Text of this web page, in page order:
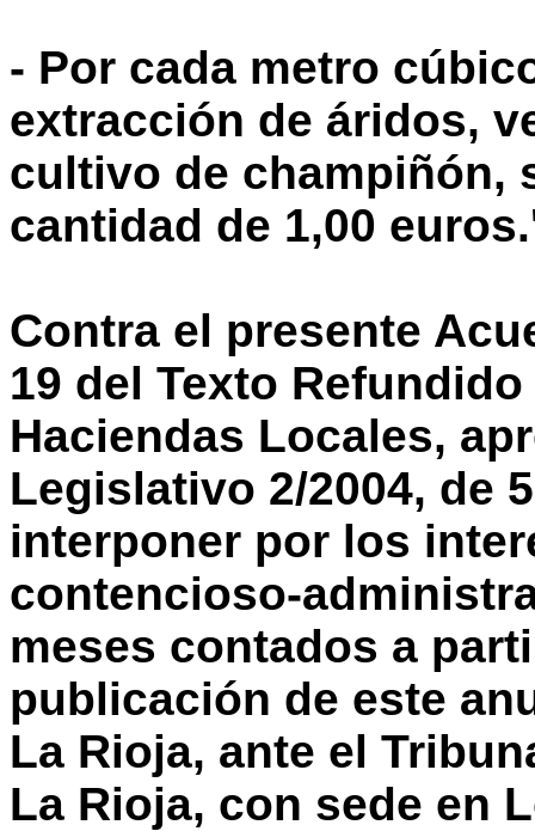
- Por cada metro
extracción de áridos,
cultivo de champiñón,
cantidad de 1,00
Contra el presente
19 del Texto
Haciendas Locales,
Legislativo 2/2004, de
interponer por los
contencioso-
meses contados a
publicación de este
La Rioja, ante el
La Rioja, con sede en